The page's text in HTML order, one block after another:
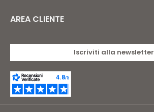
AREA CLIENTE
Iscriviti alla newsletter